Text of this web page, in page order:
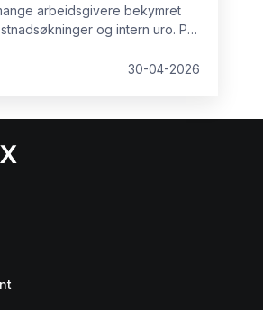
arbeidsgivere bekymret
og intern uro. På
Med god
ser vi nærmere på de
og hvordan de kan
30-04-2026